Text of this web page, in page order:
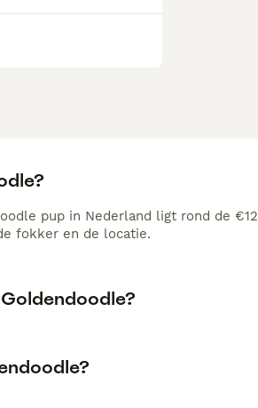
pup in Nederland ligt rond de
fokker en de locatie.